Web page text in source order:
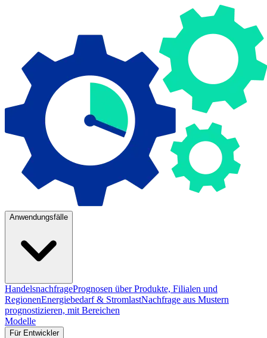
Anwendungsfälle
HandelsnachfragePrognosen über Produkte, Filialen und
RegionenEnergiebedarf & StromlastNachfrage aus Mustern
prognostizieren, mit Bereichen
Modelle
Für Entwickler